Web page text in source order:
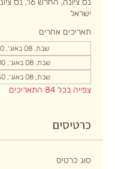
ישראל
תאריכים אחרים
שבת, 08 באוג׳, 9:30
שבת, 08 באוג׳, 12:00
שבת, 08 באוג׳, 14:30
צפייה בכל 84 התאריכים
כרטיסים
סוג כרטיס